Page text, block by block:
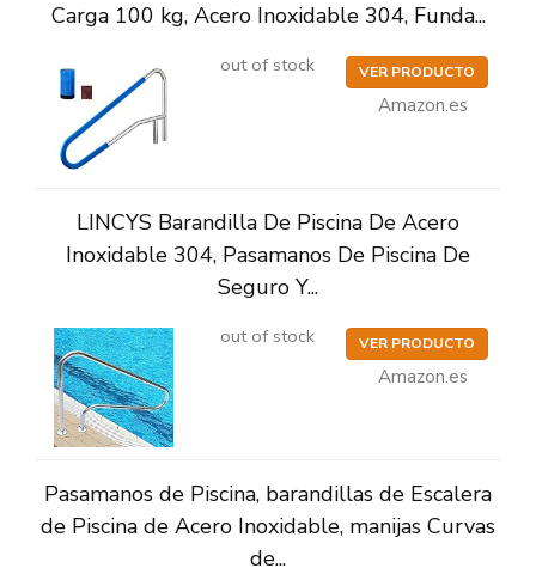
Carga 100 kg, Acero Inoxidable 304, Funda...
out of stock VER PRODUCTO
Amazon.es
LINCYS Barandilla De Piscina De Acero
Inoxidable 304, Pasamanos De Piscina De
Seguro Y...
out of stock VER PRODUCTO
Amazon.es
Pasamanos de Piscina, barandillas de Escalera
de Piscina de Acero Inoxidable, manijas Curvas
de...